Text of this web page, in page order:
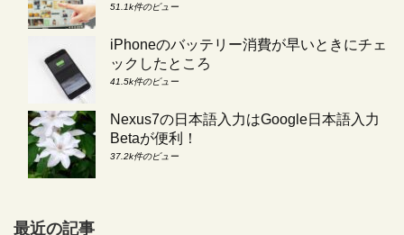
51.1k件のビュー
iPhoneのバッテリー消費が早いときにチェ
ックしたところ
41.5k件のビュー
Nexus7の日本語入力はGoogle日本語入力
Betaが便利！
37.2k件のビュー
最近の記事